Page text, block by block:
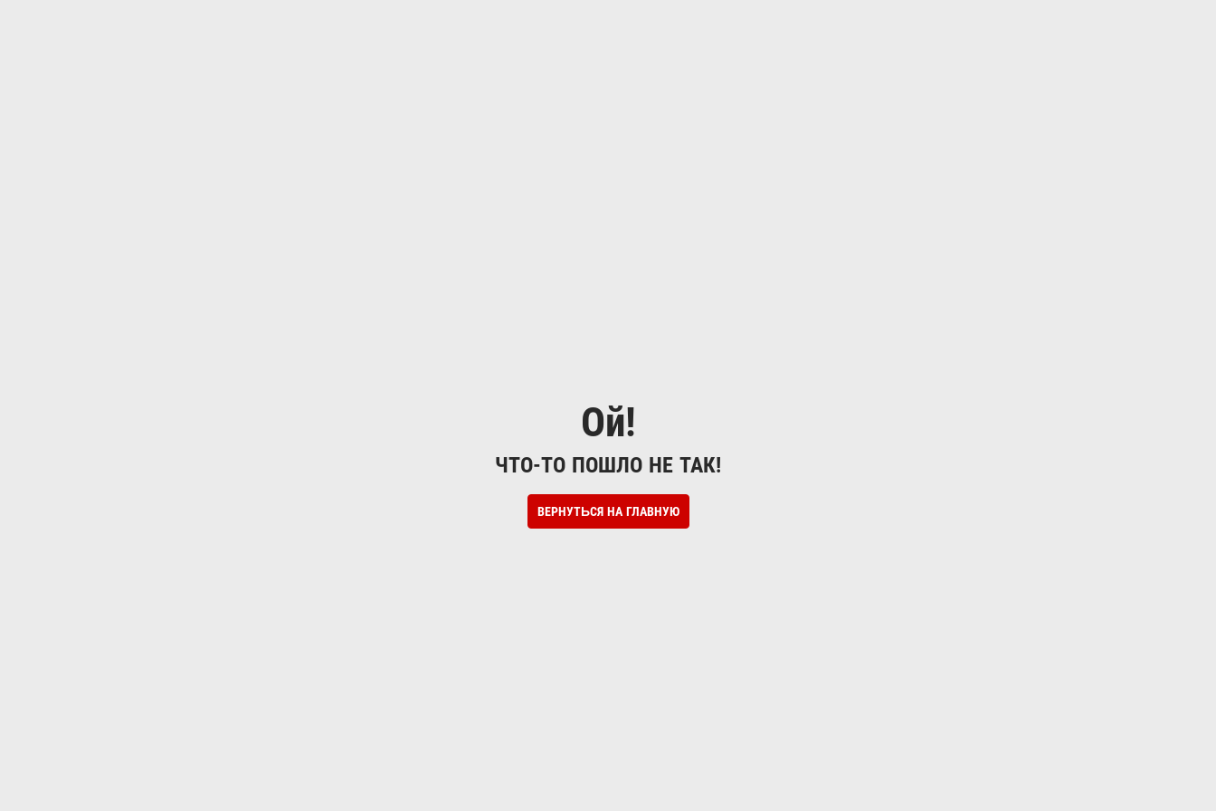
Ой!
ЧТО-ТО ПОШЛО НЕ ТАК!
ВЕРНУТЬСЯ НА ГЛАВНУЮ